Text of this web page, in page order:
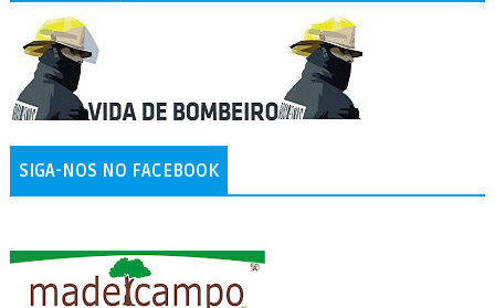
SIGA-NOS NO FACEBOOK